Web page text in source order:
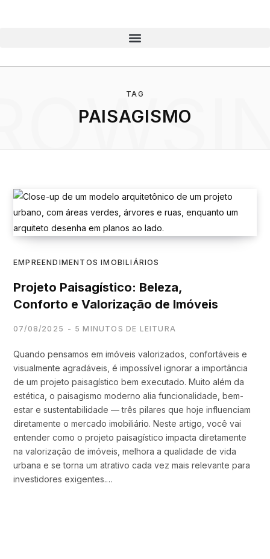
TAG
PAISAGISMO
EMPREENDIMENTOS IMOBILIÁRIOS
Projeto Paisagístico: Beleza,
Conforto e Valorização de Imóveis
07/08/2025 5 MINUTOS DE LEITURA
Quando pensamos em imóveis valorizados, confortáveis e
visualmente agradáveis, é impossível ignorar a importância
de um projeto paisagístico bem executado. Muito além da
estética, o paisagismo moderno alia funcionalidade, bem-
estar e sustentabilidade — três pilares que hoje influenciam
diretamente o mercado imobiliário. Neste artigo, você vai
entender como o projeto paisagístico impacta diretamente
na valorização de imóveis, melhora a qualidade de vida
urbana e se torna um atrativo cada vez mais relevante para
investidores exigentes.…